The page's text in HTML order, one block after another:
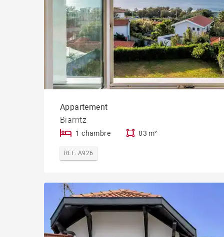
Appartement
Biarritz
1 chambre 83 m²
REF. A926